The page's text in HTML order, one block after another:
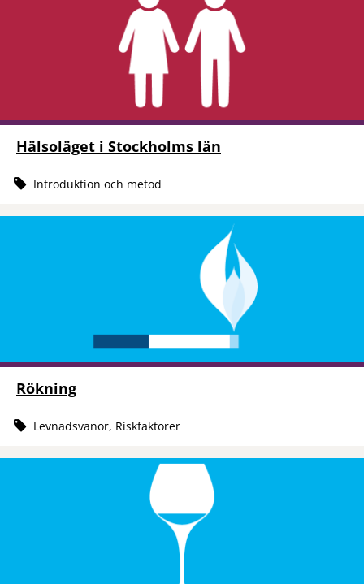
Hälsoläget i Stockholms län
Introduktion och metod
Rökning
Levnadsvanor, Riskfaktorer